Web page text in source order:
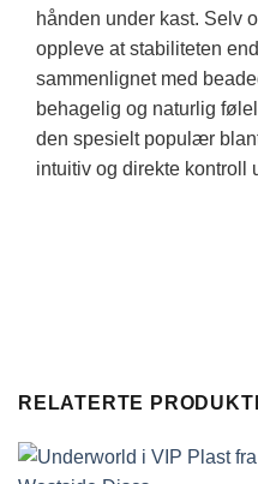
hånden under kast. Selv
oppleve at stabiliteten
sammenlignet med
behagelig og naturlig
den spesielt populær
intuitiv og direkte kontroll
RELATERTE